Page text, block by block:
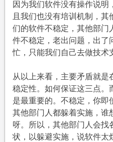
因为我们软件没有操作说
且我们也没有培训机制，
们的软件不稳定，其他部门
件不稳定，老出问题，出了
忙，只能我们自己去做技术
从以上来看，主要矛盾就是
稳定性。如何保证这三点。
是最重要的。不稳定，你即
其他部门人都躲着实施，谁
呀。所以，其他部门人会找
状，以躲避实施，说软件太